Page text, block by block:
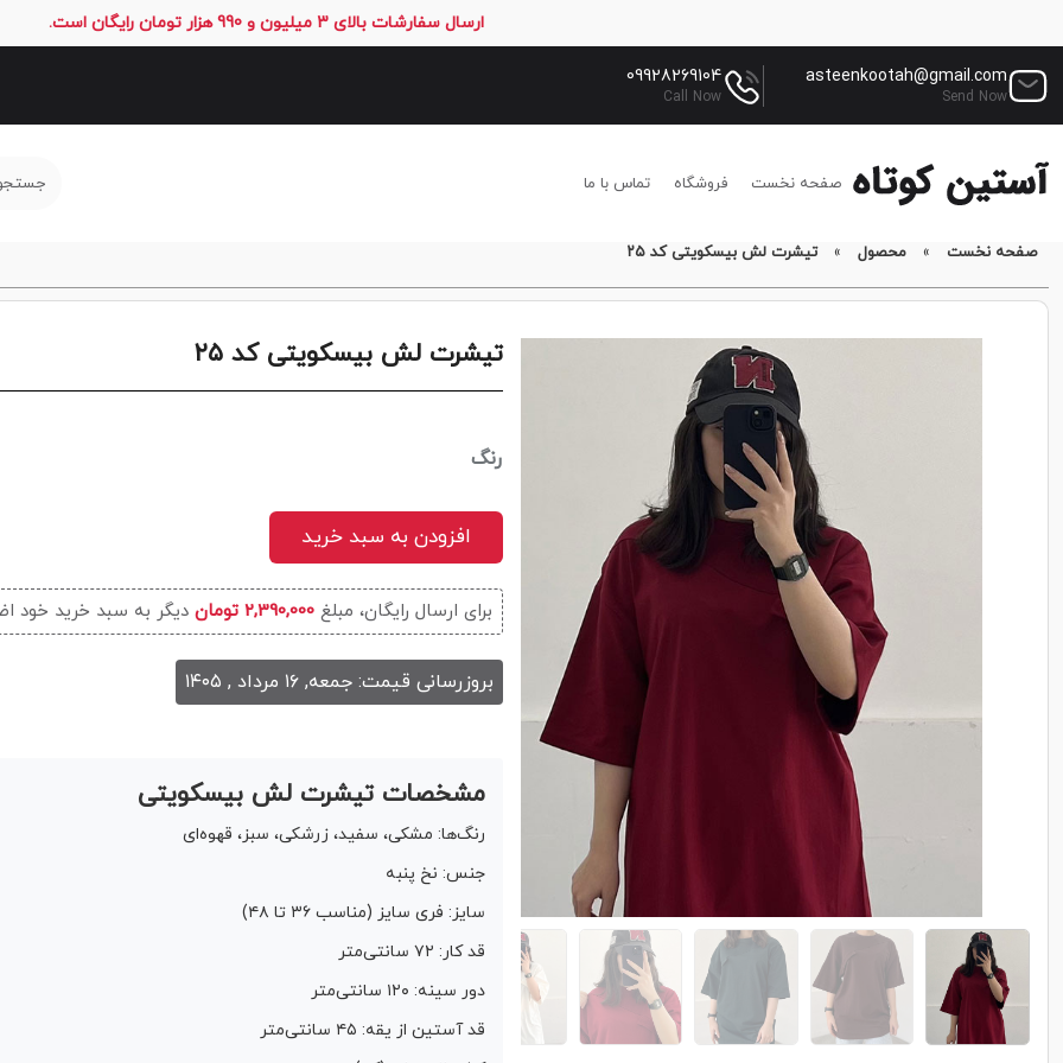
ارسال سفارشات بالای 3 میلیون و 990 هزار تومان رایگان است.
asteenkootah@gmail.com
Send Now
09928269104
Call Now
صفحه نخست فروشگاه تماس با ما
صفحه نخست » محصول » تیشرت لش بیسکویتی کد ۲۵
تیشرت لش بیسکویتی کد ۲۵
رنگ
افزودن به سبد خرید
برای ارسال رایگان، مبلغ2,390,000 تومان دیگر به سبد خرید خود
بروزرسانی قیمت: جمعه, ۱۶ مرداد , ۱۴۰۵
مشخصات تیشرت لش بیسکویتی
رنگ‌ها: مشکی، سفید، زرشکی، سبز، قهوه‌ای
جنس: نخ پنبه
سایز: فری سایز (مناسب ۳۶ تا ۴۸)
قد کار: ۷۲ سانتی‌متر
دور سینه: ۱۲۰ سانتی‌متر
قد آستین از یقه: ۴۵ سانتی‌متر